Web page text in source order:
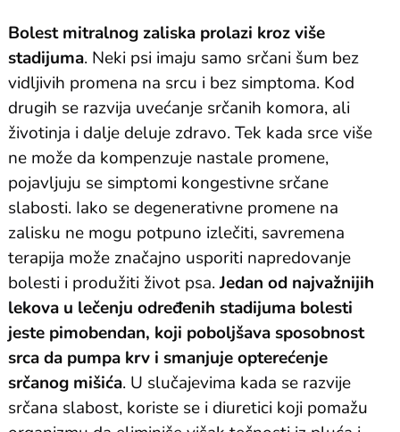
Bolest mitralnog zaliska prolazi kroz više
stadijuma. Neki psi imaju samo srčani šum bez
vidljivih promena na srcu i bez simptoma. Kod
drugih se razvija uvećanje srčanih komora, ali
životinja i dalje deluje zdravo. Tek kada srce više
ne može da kompenzuje nastale promene,
pojavljuju se simptomi kongestivne srčane
slabosti. Iako se degenerativne promene na
zalisku ne mogu potpuno izlečiti, savremena
terapija može značajno usporiti napredovanje
bolesti i produžiti život psa.Jedan od najvažnijih
lekova u lečenju određenih stadijuma bolesti
jeste pimobendan, koji poboljšava sposobnost
srca da pumpa krv i smanjuje opterećenje
srčanog mišića. U slučajevima kada se razvije
srčana slabost, koriste se i diuretici koji pomažu